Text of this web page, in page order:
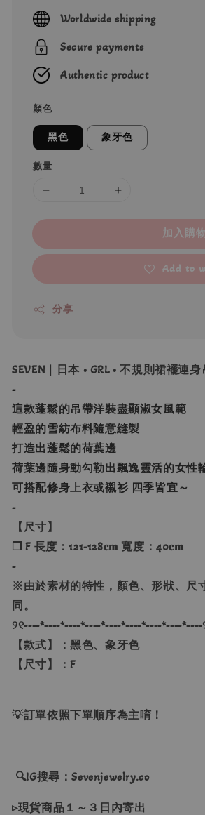
price
Worldwide shipping
Secure payments
Authentic product
顏色
黑色 象牙色
數量
加入購
Add to
分享
SEVEN｜日本 • GRL • 不規則裙襬連
-
這款蓬鬆的吊帶洋裝盡顯淑女風範
輕盈的雪紡布料隨意縫製
打造出蓬鬆的荷葉邊
荷葉邊隨身動勾勒出飄逸靈活的女性
可搭配修身上衣或襯衫 四季皆宜～
-
【尺寸】
❐ F 長度：121-128𝐜𝐦 寬度：40𝐜𝐦
-
※由於素材的特性，顏色、形狀、尺
同。
୨୧----*----*----*----*----*----*----*----*----
【款式】：黑色、象牙色
【尺寸】：F
💡訂單依照下單順序為主唷！
🔍IG搜尋：Sevenjewelry.co
▹現貨商品１～３日內寄出